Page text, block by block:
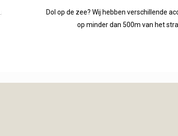
Dol op de zee? Wij hebben verschillende
op minder dan 500m van het